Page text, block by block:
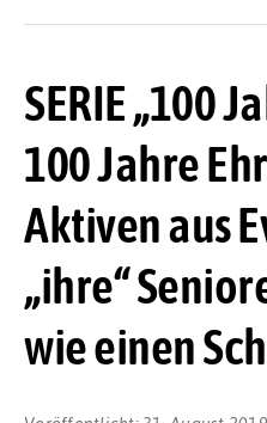
SERIE „100
100 Jahre
Aktiven aus
„ihre“
wie einen